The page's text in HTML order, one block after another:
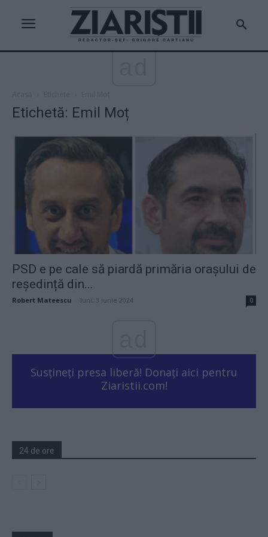
Etichetă: Emil Moț
PSD e pe cale să piardă primăria orașului de
reședință din...
Robert Mateescu luni, 3 iunie 2024 0
Susțineți presa liberă! Donați aici pentru
Ziaristii.com!
24 de ore